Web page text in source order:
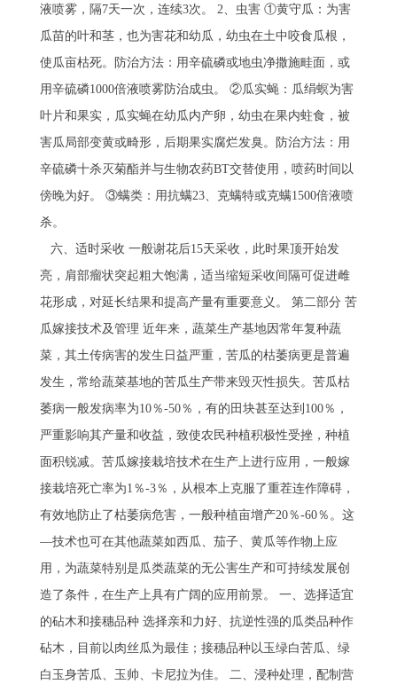
液喷雾，隔7天一次，连续3次。 2、虫害 ①黄守瓜：为害
瓜苗的叶和茎，也为害花和幼瓜，幼虫在土中咬食瓜根，
使瓜亩枯死。防治方法：用辛硫磷或地虫净撒施畦面，或
用辛硫磷1000倍液喷雾防治成虫。 ②瓜实蝇：瓜绢螟为害
叶片和果实，瓜实蝇在幼瓜内产卵，幼虫在果内蛀食，被
害瓜局部变黄或畸形，后期果实腐烂发臭。防治方法：用
辛硫磷十杀灭菊酯并与生物农药BT交替使用，喷药时间以
傍晚为好。 ③螨类：用抗螨23、克螨特或克螨1500倍液喷
杀。
六、适时采收 一般谢花后15天采收，此时果顶开始发
亮，肩部瘤状突起粗大饱满，适当缩短采收间隔可促进雌
花形成，对延长结果和提高产量有重要意义。 第二部分 苦
瓜嫁接技术及管理 近年来，蔬菜生产基地因常年复种蔬
菜，其土传病害的发生日益严重，苦瓜的枯萎病更是普遍
发生，常给蔬菜基地的苦瓜生产带来毁灭性损失。苦瓜枯
萎病一般发病率为10％-50％，有的田块甚至达到100％，
严重影响其产量和收益，致使农民种植积极性受挫，种植
面积锐减。苦瓜嫁接栽培技术在生产上进行应用，一般嫁
接栽培死亡率为1％-3％，从根本上克服了重茬连作障碍，
有效地防止了枯萎病危害，一般种植亩增产20％-60％。这
—技术也可在其他蔬菜如西瓜、茄子、黄瓜等作物上应
用，为蔬菜特别是瓜类蔬菜的无公害生产和可持续发展创
造了条件，在生产上具有广阔的应用前景。 一、选择适宜
的砧木和接穗品种 选择亲和力好、抗逆性强的瓜类品种作
砧木，目前以肉丝瓜为最佳；接穗品种以玉绿白苦瓜、绿
白玉身苦瓜、玉帅、卡尼拉为佳。 二、浸种处理，配制营